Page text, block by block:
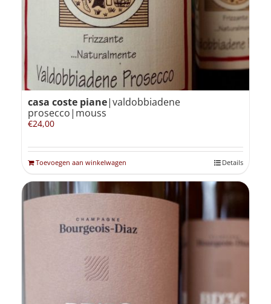
casa coste piane|valdobbiadene
prosecco|mouss
€24,00
Toevoegen aan winkelwagen Details